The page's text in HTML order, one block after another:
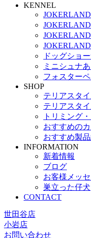
KENNEL
ドッグショ
ミニシュナ
フォスター
SHOP
テリアスタ
テリアスタ
トリミング
おすすめの
おすすめ製
INFORMATION
新着情報
ブログ
お客様メッ
巣立った仔犬
CONTACT
世田谷店
小岩店
お問い合わせ